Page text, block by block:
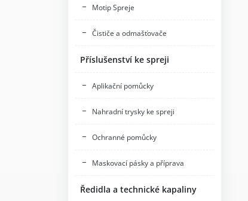
Motip Spreje
Čističe a odmašťovače
Příslušenství ke spreji
Aplikační pomůcky
Nahradní trysky ke spreji
Ochranné pomůcky
Maskovací pásky a příprava
Ředidla a technické kapaliny